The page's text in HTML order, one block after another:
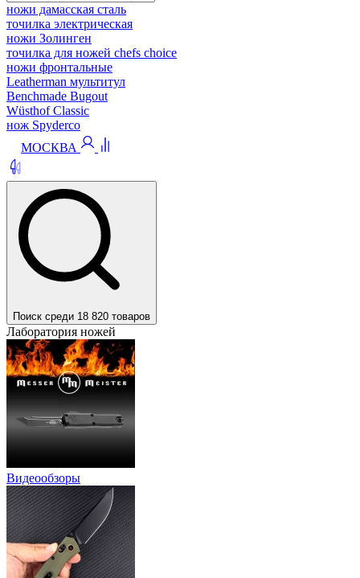
ножи дамасская сталь
точилка электрическая
ножи Золинген
точилка для ножей chefs choice
ножи фронтальные
Leatherman мультитул
Benchmade Bugout
Wüsthof Classic
нож Spyderco
МОСКВА
Поиск среди 18 820 товаров
Лаборатория ножей
Видеообзоры